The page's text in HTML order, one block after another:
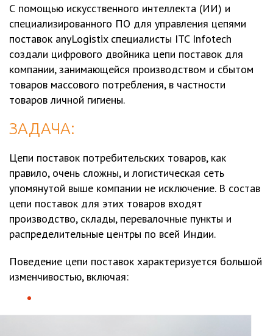
С помощью искусственного интеллекта (ИИ) и
специализированного ПО для управления цепями
поставок anyLogistix специалисты ITC Infotech
создали цифрового двойника цепи поставок для
компании, занимающейся производством и сбытом
товаров массового потребления, в частности
товаров личной гигиены.
ЗАДАЧА:
Цепи поставок потребительских товаров, как
правило, очень сложны, и логистическая сеть
упомянутой выше компании не исключение. В состав
цепи поставок для этих товаров входят
производство, склады, перевалочные пункты и
распределительные центры по всей Индии.
Поведение цепи поставок характеризуется большой
изменчивостью, включая: